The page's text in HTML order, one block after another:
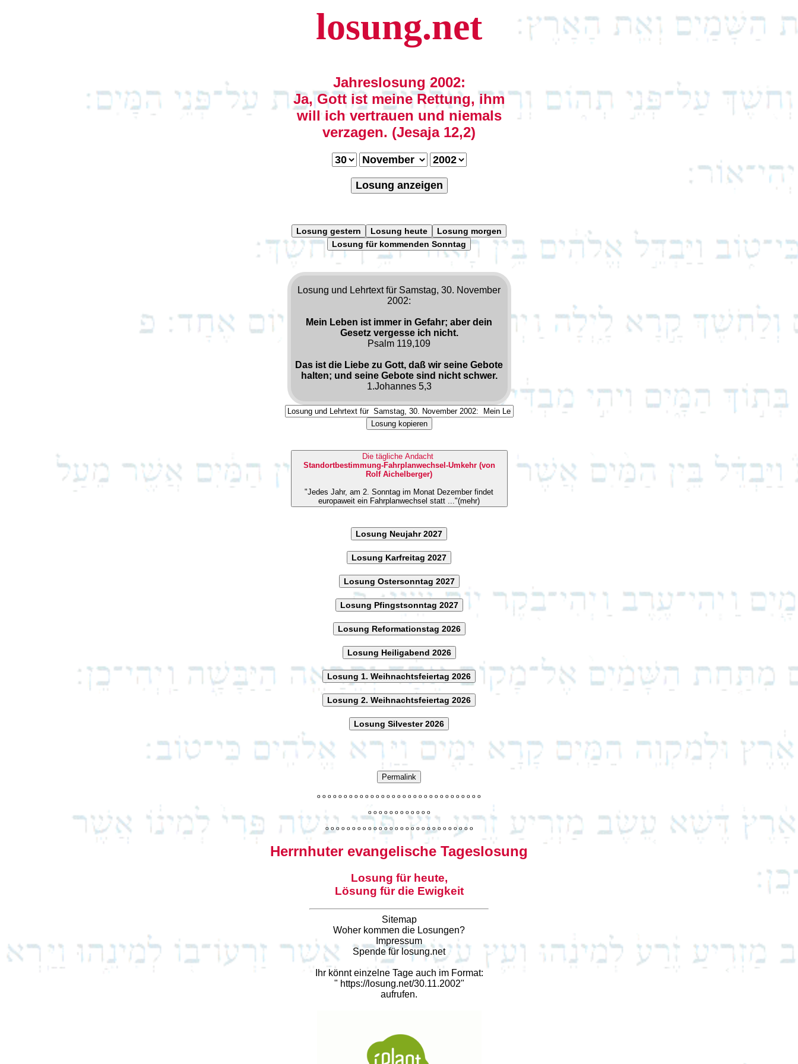
losung.net
Jahreslosung 2002:
Ja, Gott ist meine Rettung, ihm
will ich vertrauen und niemals
verzagen. (Jesaja 12,2)
Losung anzeigen
Losung gestern Losung heute
Losung morgen
Losung für kommenden Sonntag
Losung und Lehrtext für Samstag, 30. November
2002:
Mein Leben ist immer in Gefahr; aber dein
Gesetz vergesse ich nicht.
Psalm 119,109
Das ist die Liebe zu Gott, daß wir seine Gebote
halten; und seine Gebote sind nicht schwer.
1.Johannes 5,3
Losung kopieren
Die tägliche Andacht
Standortbestimmung-Fahrplanwechsel-Umkehr (von
Rolf Aichelberger)
"Jedes Jahr, am 2. Sonntag im Monat Dezember findet
europaweit ein Fahrplanwechsel statt ..."(mehr)
Losung Neujahr 2027
Losung Karfreitag 2027
Losung Ostersonntag 2027
Losung Pfingstsonntag 2027
Losung Reformationstag 2026
Losung Heiligabend 2026
Losung 1. Weihnachtsfeiertag 2026
Losung 2. Weihnachtsfeiertag 2026
Losung Silvester 2026
Permalink
o o o o o o o o o o o o o o o o o o o o o o o o o o o o o o o
o o o o o o o o o o o o
o o o o o o o o o o o o o o o o o o o o o o o o o o o o
Herrnhuter evangelische Tageslosung
Losung für heute,
Lösung für die Ewigkeit
Sitemap
Woher kommen die Losungen?
Impressum
Spende für losung.net
Ihr könnt einzelne Tage auch im Format:
" https://losung.net/30.11.2002"
aufrufen.